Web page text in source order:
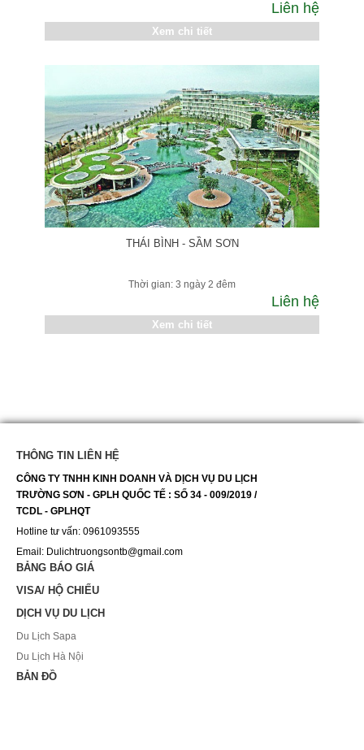
Liên hệ
Xem chi tiết
THÁI BÌNH - SẦM SƠN
Thời gian: 3 ngày 2 đêm
Liên hệ
Xem chi tiết
THÔNG TIN LIÊN HỆ
CÔNG TY TNHH KINH DOANH VÀ DỊCH VỤ DU LỊCH
TRƯỜNG SƠN - GPLH QUỐC TẾ : SỐ 34 - 009/2019 /
TCDL - GPLHQT
Hotline tư vấn: 0961093555
Email: Dulichtruongsontb@gmail.com
BẢNG BÁO GIÁ
VISA/ HỘ CHIẾU
DỊCH VỤ DU LỊCH
Du Lịch Sapa
Du Lịch Hà Nội
BẢN ĐỒ